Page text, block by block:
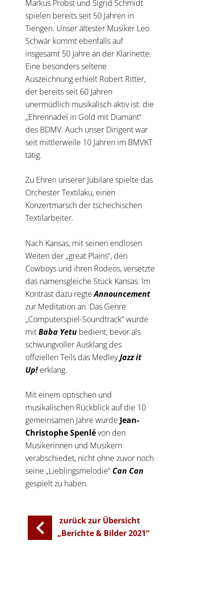
Markus Probst und Sigrid Schmidt
spielen bereits seit 50 Jahren in
Tiengen. Unser ältester Musiker Leo
Schwär kommt ebenfalls auf
insgesamt 50 Jahre an der Klarinette.
Eine besonders seltene
Auszeichnung erhielt Robert Ritter,
der bereits seit 60 Jahren
unermüdlich musikalisch aktiv ist: die
„Ehrennadel in Gold mit Diamant“
des BDMV. Auch unser Dirigent war
seit mittlerweile 10 Jahren im BMVKT
tätig.
Zu Ehren unserer Jubilare spielte das
Orchester Textilaku, einen
Konzertmarsch der tschechischen
Textilarbeiter.
Nach Kansas, mit seinen endlosen
Weiten der „great Plains“, den
Cowboys und ihren Rodeos, versetzte
das namensgleiche Stück Kansas. Im
Kontrast dazu regteAnnouncement
zur Meditation an. Das Genre
„Computerspiel-Soundtrack“ wurde
mitBaba Yetu bedient, bevor als
schwungvoller Ausklang des
offiziellen Teils das MedleyJazz it
Up! erklang.
Mit einem optischen und
musikalischen Rückblick auf die 10
gemeinsamen Jahre wurde Jean-
Christophe Spenlévon den
Musikerinnen und Musikern
verabschiedet, nicht ohne zuvor noch
seine „Lieblingsmelodie“ Can Can
gespielt zu haben.
zurück zur Übersicht
„Berichte & Bilder 2021“